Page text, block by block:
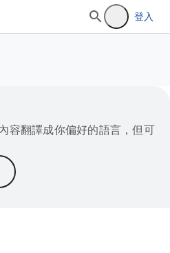
登入
容翻譯成你偏好的語言，但可